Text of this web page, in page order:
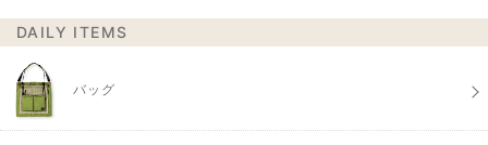
DAILY ITEMS
バッグ